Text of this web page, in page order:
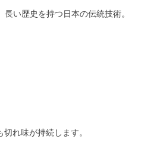
い歴史を持つ日本の伝統技術。
れ味が持続します。